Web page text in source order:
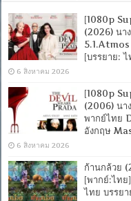
[1080p
(2026) นา
[บรรยาย:
6 สิงหาคม 2026
[1080p
(2006) นา
พากย์ไทย
อังกฤษ
6 สิงหาคม 2026
ก้านกล้วย
[พากย์:ไทย
ไทย บรรย